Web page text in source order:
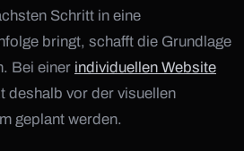
Schritt in eine
bringt, schafft die Grundlage
Bei einer individuellen Website
deshalb vor der visuellen
geplant werden.